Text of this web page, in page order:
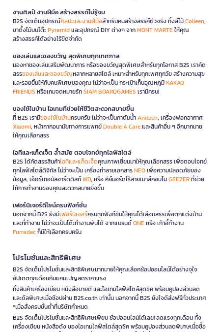
งานศิลป์ งานฝีมือ สร้างสรรค์ไม่รู้จบ
B2S จัดเต็มอุปกรณ์ศิลปะและงานฝีมือสำหรับคนสร้างสรรค์ตัวจริง ทั้งสีไม้Colleen,
ขาตั้งไม้บนโต๊ะPyramidและอุปกรณ์ DIY ต่างๆ จากMONT MARTEให้คุณ
สร้างสรรค์ได้อย่างไร้ขีดจำกัด
ของเล่นและของขวัญ สุดพิเศษทุกเทศกาล
มองหาของเล่นเสริมพัฒนาการ หรือของขวัญสุดพิเศษสำหรับทุกโอกาส B2S เราคัด
สรรของเล่นและของขวัญหลากหลายสไตล์ เหมาะสำหรับทุกเพศทุกวัย สร้างความสุข
และรอยยิ้มให้กับคนพิเศษของคุณ ไม่ว่าจะเป็น กระเป๋าเก็บอุณหภูมิKAKAO
FRIENDS หรือเกมจดหมายรักSIAM BOARDGAMES เรามีครบ!
ของใช้ในบ้าน ไอเทมที่ช่วยให้ชีวิตสะดวกสบายขึ้น
ที่ B2S เรามีของใช้ในบ้านครบครัน ไม่ว่าจะเป็นกาต้มน้ำAnitech, เครื่องฟอกอากาศ
Xiaomi, หน้ากากอนามัยทางการแพทย์Double A Careและสินค้าอื่น ๆ อีกมากมาย
ให้คุณเลือกสรร
ไอทีและแก็ดเจ็ต ล้ำสมัย ตอบโจทย์ทุกไลฟ์สไตล์
B2S ได้คัดสรรสินค้าไอทีและแก็ดเจ็ตคุณภาพเยี่ยมมาให้คุณเลือกสรร เพื่อตอบโจทย์
ทุกไลฟ์สไตล์ดิจิทัล ไม่ว่าจะเป็น เครื่องทำลายเอกสารNEOเพื่อความปลอดภัยของ
ข้อมูล, เอ็กซ์เทอนัลฮาร์ดดิสก์WD, หรือ คีย์บอร์ดไร้สายเมาส์คอมโบGEEZERที่ช่วย
ให้การทำงานของคุณสะดวกสบายยิ่งขึ้น
เฟอร์นิเจอร์ดีไซน์ครบฟังก์ชั่น
นอกจากนี้ B2S ยังมีเฟอร์นิเจอร์ครบทุกฟังก์ชันให้คุณได้เลือกสรรเพื่อตกแต่งบ้าน
และที่ทำงาน ไม่ว่าจะเป็นโต๊ะทำงานพับได้ จากแบรนด์ONEหรือ เก้าอี้ทำงาน
Furradecก็มีให้เลือกครบครัน
โปรโมชั่นและสิทธิพิเศษ
B2S จัดเต็มโปรโมชั่นและสิทธิพิเศษมากมายให้คุณเลือกช้อปออนไลน์ได้อย่างจุใจ
อัปเดตทุกเดือนกับแคมเปญลดราคาแรง
ทั้งสินค้าเครื่องเขียน หนังสือขายดี และไอเทมไลฟ์สไตล์สุดชิค พร้อมคูปองส่วนลด
และดีลพิเศษเมื่อช้อปผ่าน B2S.co.th เท่านั้น นอกจากนี้ B2S ยังใจดีส่งฟรีทั่วประเทศ
*เมื่อสั่งครบขั้นต่ำที่บริษัทกำหนด
B2S จัดเต็มโปรโมชั่นและสิทธิพิเศษเพียบ ช้อปออนไลน์ได้เลย! ลดแรงทุกเดือน ทั้ง
เครื่องเขียน หนังสือดัง ของไอเทมไลฟ์สไตล์สุดชิค พร้อมคูปองส่วนลดพิเศษเมื่อซื้อ